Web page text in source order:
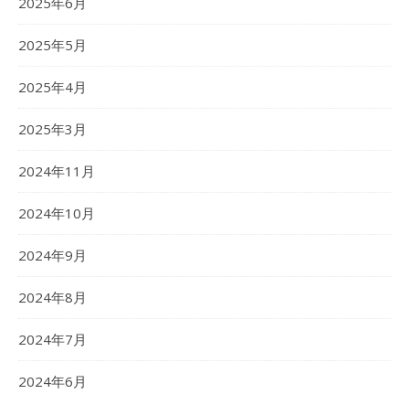
2025年5月
2025年4月
2025年3月
2024年11月
2024年10月
2024年9月
2024年8月
2024年7月
2024年6月